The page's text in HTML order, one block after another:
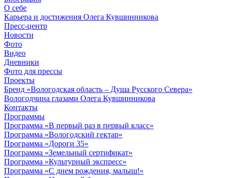
О себе
Карьера и достижения Олега Кувшинникова
Пресс-центр
Новости
Фото
Видео
Дневники
Фото для прессы
Проекты
Бренд «Вологодская область – Душа Русского Севера»
Вологодчина глазами Олега Кувшинникова
Контакты
Программы
Программа «В первый раз в первый класс»
Программа «Вологодский гектар»
Программа «Дороги 35»
Программа «Земельный сертификат»
Программа «Культурный экспресс»
Программа «С днем рождения, малыш!»